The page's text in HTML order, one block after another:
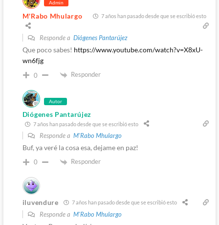
Admin
M'Rabo Mhulargo 7 años han pasado desde que se escribió esto
Responde a Diógenes Pantarújez
Que poco sabes! https://www.youtube.com/watch?v=X8xU-
wn6fjg
0 Responder
Autor
Diógenes Pantarújez
7 años han pasado desde que se escribió esto
Responde a M'Rabo Mhulargo
Buf, ya veré la cosa esa, dejame en paz!
0 Responder
iluvendure 7 años han pasado desde que se escribió esto
Responde a M'Rabo Mhulargo